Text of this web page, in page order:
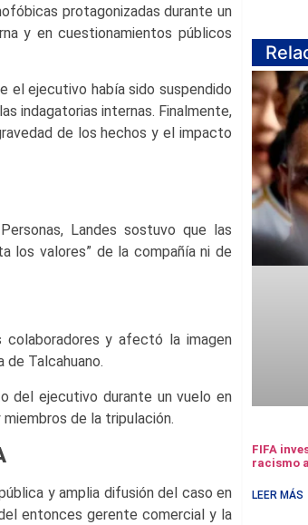
protagonizadas durante un
y en cuestionamientos públicos
el ejecutivo había sido suspendido
indagatorias internas. Finalmente,
de los hechos y el impacto
Landes sostuvo que las
los valores” de la compañía ni de
colaboradores y afectó la imagen
de Talcahuano.
del ejecutivo durante un vuelo en
de la tripulación.
y amplia difusión del caso en
entonces gerente comercial y la
FIFA
racismo
LEER MÁS